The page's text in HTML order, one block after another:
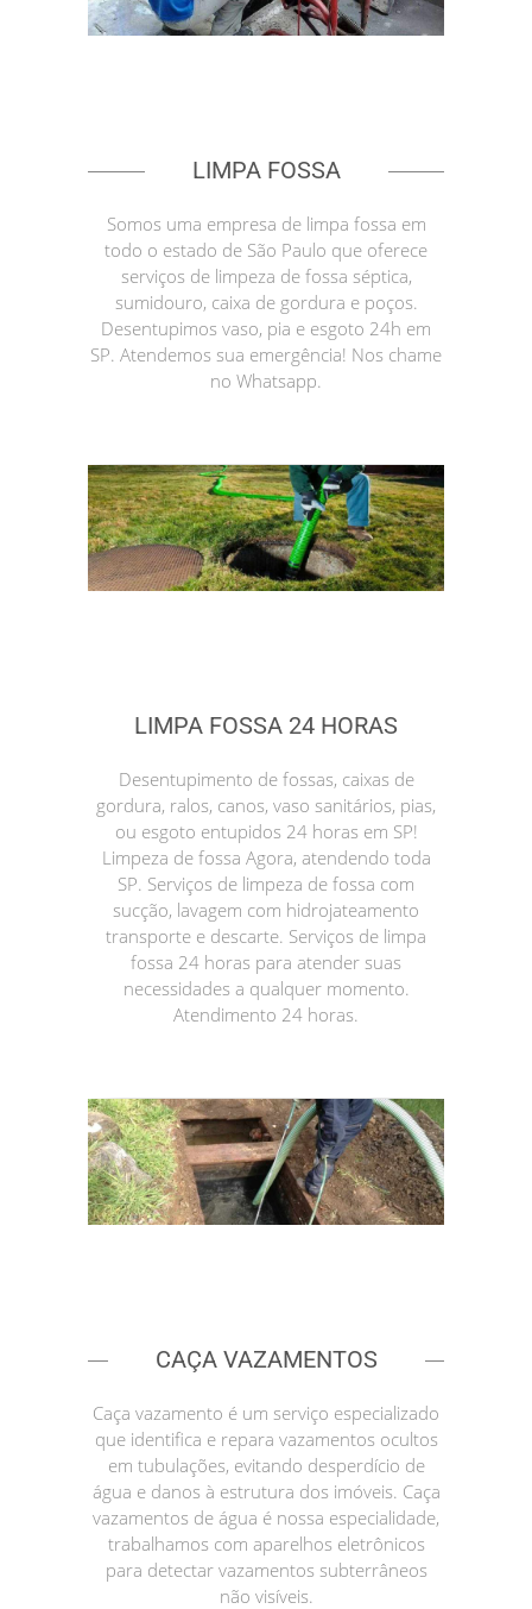
LIMPA FOSSA
Somos uma empresa de limpa fossa em
todo o estado de São Paulo que oferece
serviços de limpeza de fossa séptica,
sumidouro, caixa de gordura e poços.
Desentupimos vaso, pia e esgoto 24h em
SP. Atendemos sua emergência! Nos chame
no Whatsapp.
LIMPA FOSSA 24 HORAS
Desentupimento de fossas, caixas de
gordura, ralos, canos, vaso sanitários, pias,
ou esgoto entupidos 24 horas em SP!
Limpeza de fossa Agora, atendendo toda
SP. Serviços de limpeza de fossa com
sucção, lavagem com hidrojateamento
transporte e descarte. Serviços de limpa
fossa 24 horas para atender suas
necessidades a qualquer momento.
Atendimento 24 horas.
CAÇA VAZAMENTOS
Caça vazamento é um serviço especializado
que identifica e repara vazamentos ocultos
em tubulações, evitando desperdício de
água e danos à estrutura dos imóveis. Caça
vazamentos de água é nossa especialidade,
trabalhamos com aparelhos eletrônicos
para detectar vazamentos subterrâneos
não visíveis.